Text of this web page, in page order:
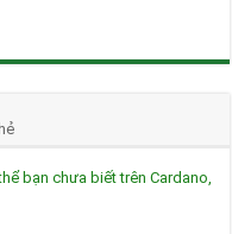
bạn chưa biết trên Cardano,